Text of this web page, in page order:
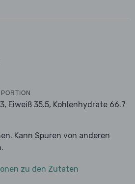
Eiweiß 35.5, Kohlenhydrate 66.7
Kann Spuren von anderen
zu den Zutaten